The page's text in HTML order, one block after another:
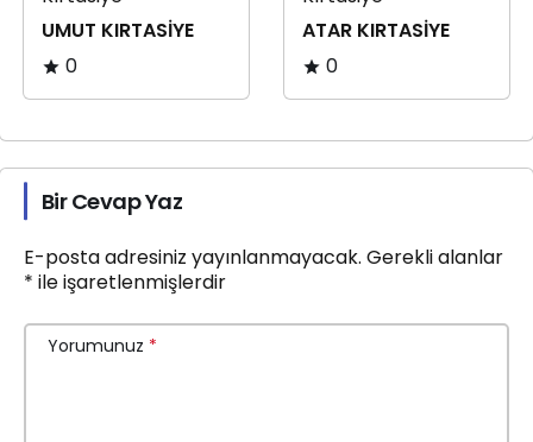
UMUT KIRTASİYE
0
ATAR KIRTASİYE
0
Bir Cevap Yaz
E-posta adresiniz yayınlanmayacak. Gerekli alanlar
* ile işaretlenmişlerdir
Yorumunuz *